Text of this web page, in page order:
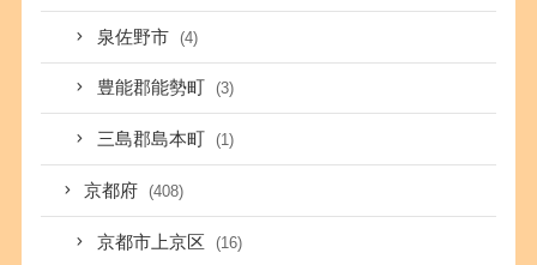
泉佐野市 (4)
豊能郡能勢町 (3)
三島郡島本町 (1)
京都府 (408)
京都市上京区 (16)